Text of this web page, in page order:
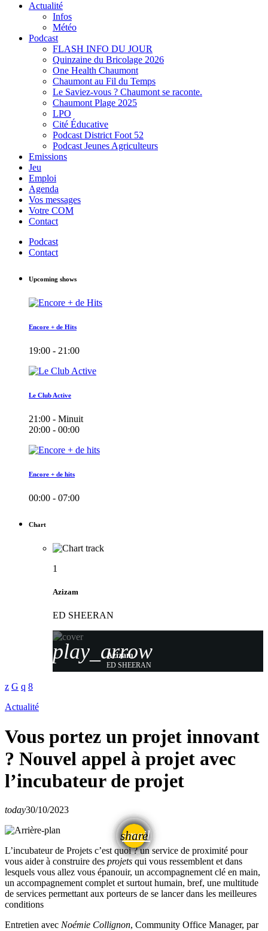
Actualité
Infos
Météo
Podcast
FLASH INFO DU JOUR
Quinzaine du Bricolage 2026
One Health Chaumont
Chaumont au Fil du Temps
Le Saviez-vous ? Chaumont se raconte.
Chaumont Plage 2025
LPO
Cité Éducative
Podcast District Foot 52
Podcast Jeunes Agriculteurs
Emissions
Jeu
Emploi
Agenda
Vos messages
Votre COM
Contact
Podcast
Contact
Upcoming shows
Encore + de Hits
19:00 - 21:00
Le Club Active
21:00 - Minuit
20:00 - 00:00
Encore + de hits
00:00 - 07:00
Chart
1
Azizam
ED SHEERAN
play_arrow
Azizam
ED SHEERAN
Actualité
Vous portez un projet innovant
? Nouvel appel à projet avec
l’incubateur de projet
today30/10/2023
share
email
L’incubateur de Projets c’est quoi ? un service de proximité pour
vous aider à construire des projets qui vous ressemblent et dans
lesquels vous allez vous épanouir, un accompagnement clé en main,
un accompagnement complet et surtout humain, bref, une multitude
de services permettant aux porteurs de se lancer dans les meilleures
conditions
Entretien avec Noémie Collignon, Community Office Manager, par